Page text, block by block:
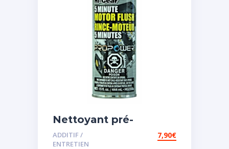
Nettoyant pré-
vidange
ADDITIF /
ENTRETIEN
7,90€